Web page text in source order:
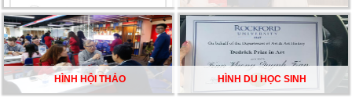
HÌNH HỘI THẢO HÌNH DU HỌC SINH